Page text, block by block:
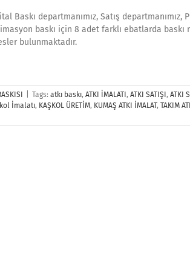
Baskı departmanımız, Satış
baskı için 8 adet farklı ebatlarda baskı
bulunmaktadır.
Tags: atkı baskı, ATKI İMALATI, ATKI SATIŞI, ATKI
İmalatı, KAŞKOL ÜRETİM, KUMAŞ ATKI İMALAT, TAKIM